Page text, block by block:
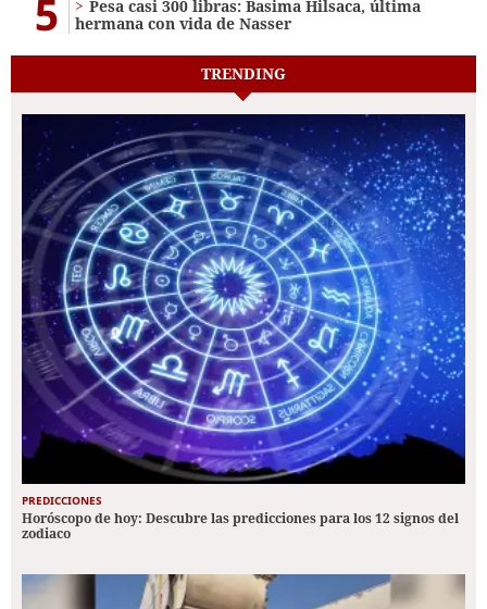
5
Pesa casi 300 libras: Basima Hilsaca, última
hermana con vida de Nasser
TRENDING
PREDICCIONES
Horóscopo de hoy: Descubre las predicciones para los 12 signos del
zodiaco